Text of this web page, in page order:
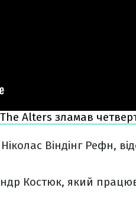
Alters зламав
Віндінг Рефн,
Костюк, який